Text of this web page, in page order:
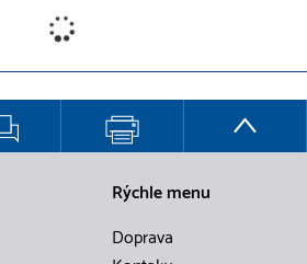
Rýchle menu
Doprava